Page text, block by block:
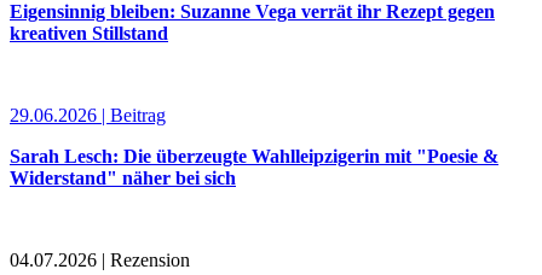
Eigensinnig bleiben: Suzanne Vega verrät ihr Rezept gegen
kreativen Stillstand
29.06.2026 | Beitrag
Sarah Lesch: Die überzeugte Wahlleipzigerin mit "Poesie &
Widerstand" näher bei sich
04.07.2026 | Rezension